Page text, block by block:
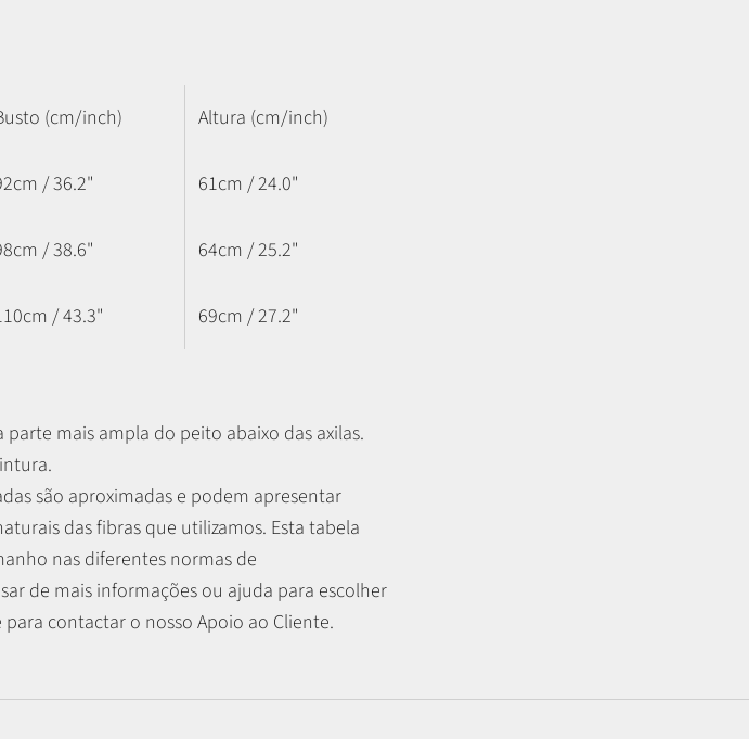
(cm/inch) Altura (cm/inch)
/ 36.2" 61cm / 24.0"
/ 38.6" 64cm / 25.2"
/ 43.3" 69cm / 27.2"
mais ampla do peito abaixo das axilas.
são aproximadas e podem apresentar
das fibras que utilizamos. Esta tabela
nas diferentes normas de
de mais informações ou ajuda para escolher
contactar o nosso Apoio ao Cliente.